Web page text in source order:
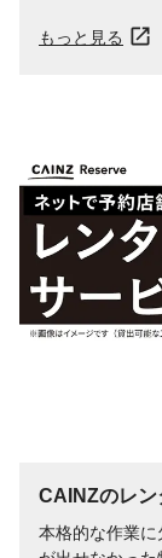
もっと見る
CAINZのレン
本格的な作業